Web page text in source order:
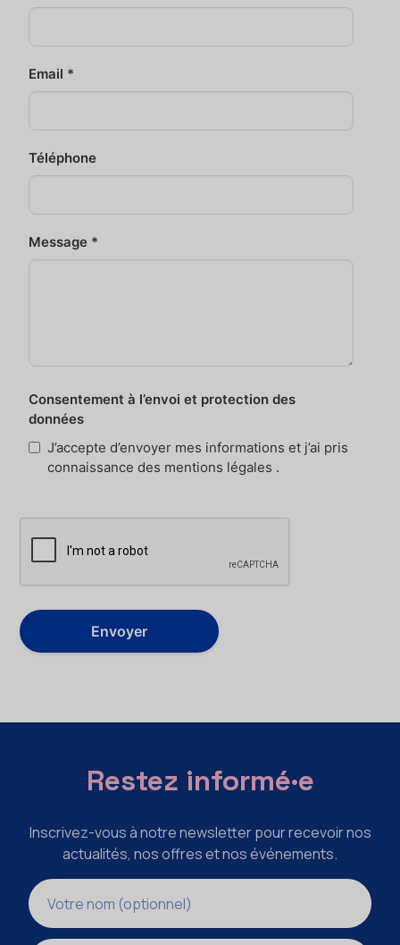
Email *
Téléphone
Message *
Consentement à l’envoi et protection des
données
J’accepte d’envoyer mes informations et j’ai pris
connaissance des mentions légales .
Envoyer
Restez informé·e
Inscrivez-vous à notre newsletter pour recevoir nos
actualités, nos offres et nos événements.
Nom
Adresse e-mail